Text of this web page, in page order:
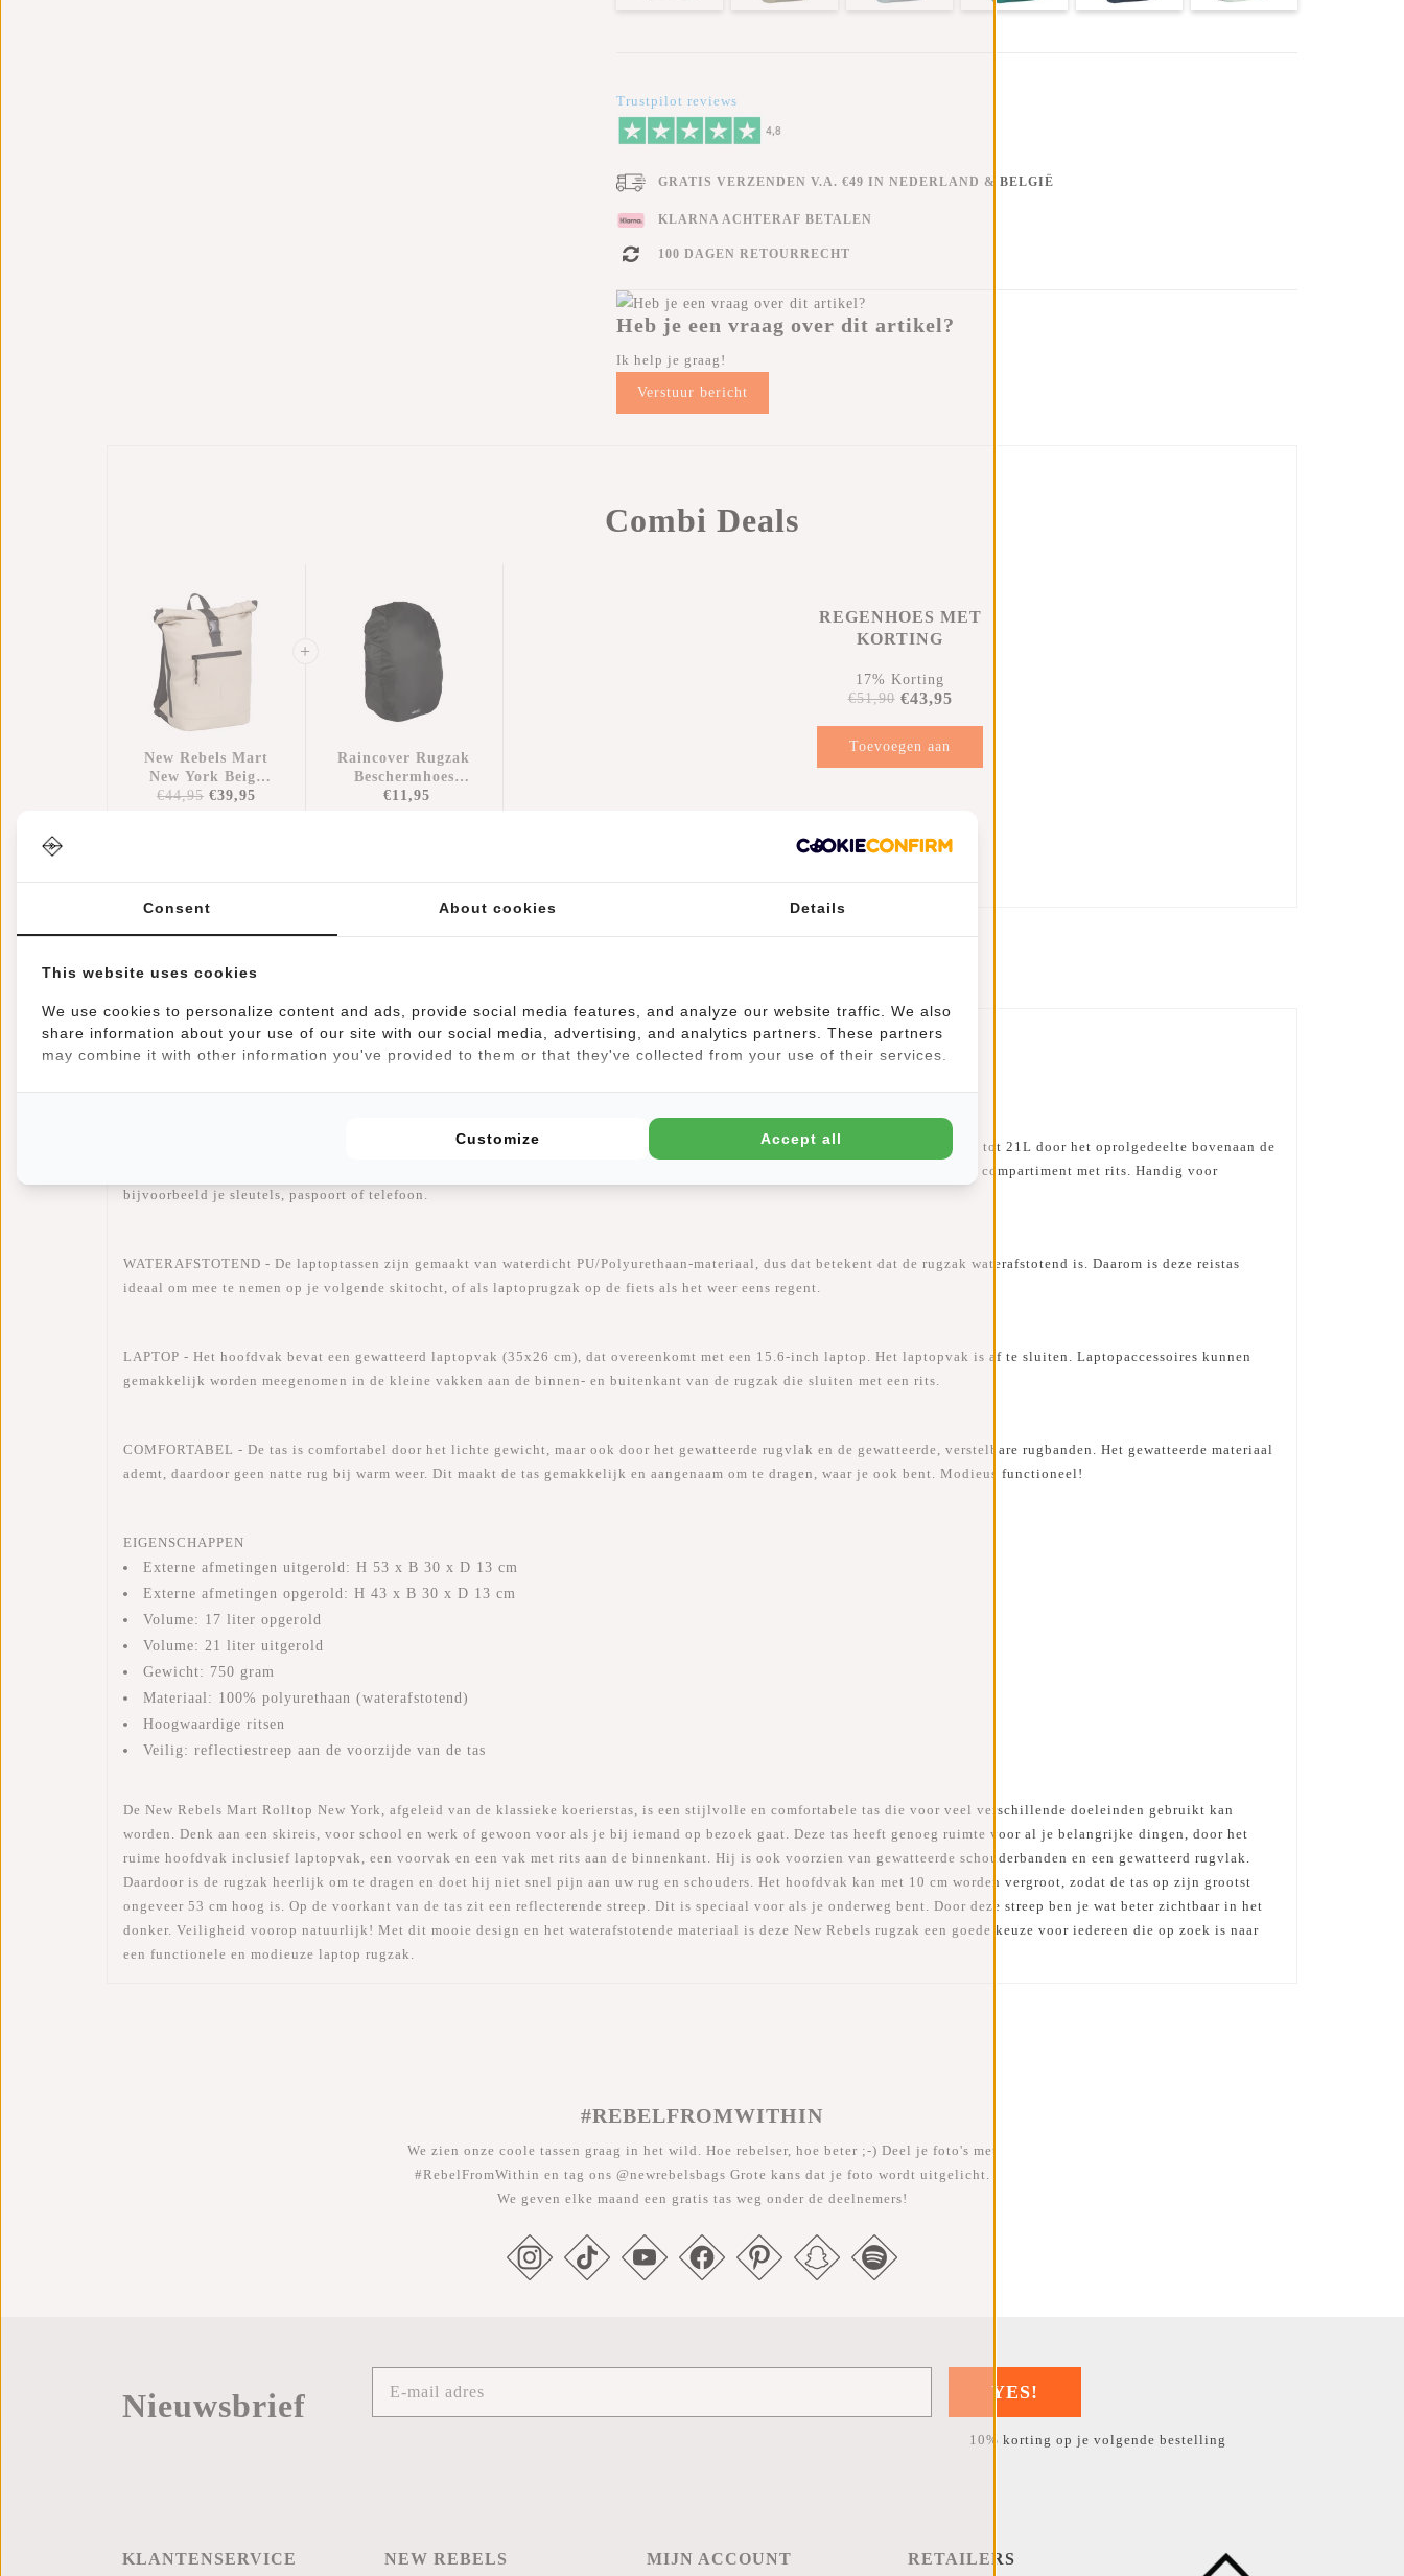
Trustpilot reviews
GRATIS VERZENDEN V.A. €49 IN NEDERLAND & BELGIË
KLARNA ACHTERAF BETALEN
100 DAGEN RETOURRECHT
Heb je een vraag over dit artikel?
Ik help je graag!
Verstuur bericht
Combi Deals
New Rebels Mart
New York Beige
21L Rugtas
€44,95 €39,95
Raincover Rugzak
Beschermhoes
Regenhoes
€11,95
REGENHOES MET
KORTING
17% Korting
€51,90 €43,95
Toevoegen aan
Artikelnummer:
51.113553
Beschikbaarheid:
Op voorraad
Levertijd:
✓ Op voorraad
OPSLAG - Veel opbergruimte dankzij het ruime hoofdvak van 17L, dat gemakkelijk kan worden vergroot van 43 cm tot 53 cm en tot 21L door het oprolgedeelte bovenaan de
tas uit te rollen. Ideaal voor naar school, werk of je volgende vakantie. Daarnaast bevindt zich aan de binnen- en buitenkant een compartiment met rits. Handig voor
bijvoorbeeld je sleutels, paspoort of telefoon.
WATERAFSTOTEND - De laptoptassen zijn gemaakt van waterdicht PU/Polyurethaan-materiaal, dus dat betekent dat de rugzak waterafstotend is. Daarom is deze reistas
ideaal om mee te nemen op je volgende skitocht, of als laptoprugzak op de fiets als het weer eens regent.
LAPTOP - Het hoofdvak bevat een gewatteerd laptopvak (35x26 cm), dat overeenkomt met een 15.6-inch laptop. Het laptopvak is af te sluiten. Laptopaccessoires kunnen
gemakkelijk worden meegenomen in de kleine vakken aan de binnen- en buitenkant van de rugzak die sluiten met een rits.
COMFORTABEL - De tas is comfortabel door het lichte gewicht, maar ook door het gewatteerde rugvlak en de gewatteerde, verstelbare rugbanden. Het gewatteerde materiaal
ademt, daardoor geen natte rug bij warm weer. Dit maakt de tas gemakkelijk en aangenaam om te dragen, waar je ook bent. Modieus functioneel!
EIGENSCHAPPEN
Externe afmetingen uitgerold: H 53 x B 30 x D 13 cm
Externe afmetingen opgerold: H 43 x B 30 x D 13 cm
Volume: 17 liter opgerold
Volume: 21 liter uitgerold
Gewicht: 750 gram
Materiaal: 100% polyurethaan (waterafstotend)
Hoogwaardige ritsen
Veilig: reflectiestreep aan de voorzijde van de tas
De New Rebels Mart Rolltop New York, afgeleid van de klassieke koerierstas, is een stijlvolle en comfortabele tas die voor veel verschillende doeleinden gebruikt kan
worden. Denk aan een skireis, voor school en werk of gewoon voor als je bij iemand op bezoek gaat. Deze tas heeft genoeg ruimte voor al je belangrijke dingen, door het
ruime hoofdvak inclusief laptopvak, een voorvak en een vak met rits aan de binnenkant. Hij is ook voorzien van gewatteerde schouderbanden en een gewatteerd rugvlak.
Daardoor is de rugzak heerlijk om te dragen en doet hij niet snel pijn aan uw rug en schouders. Het hoofdvak kan met 10 cm worden vergroot, zodat de tas op zijn grootst
ongeveer 53 cm hoog is. Op de voorkant van de tas zit een reflecterende streep. Dit is speciaal voor als je onderweg bent. Door deze streep ben je wat beter zichtbaar in het
donker. Veiligheid voorop natuurlijk! Met dit mooie design en het waterafstotende materiaal is deze New Rebels rugzak een goede keuze voor iedereen die op zoek is naar
een functionele en modieuze laptop rugzak.
#REBELFROMWITHIN
We zien onze coole tassen graag in het wild. Hoe rebelser, hoe beter ;-) Deel je foto's met
#RebelFromWithin en tag ons @newrebelsbags Grote kans dat je foto wordt uitgelicht.
We geven elke maand een gratis tas weg onder de deelnemers!
Nieuwsbrief YES!
10% korting op je volgende bestelling
KLANTENSERVICE NEW REBELS MIJN ACCOUNT RETAILERS
Consent About cookies Details
This website uses cookies
We use cookies to personalize content and ads, provide social media features, and analyze our website traffic. We also
share information about your use of our site with our social media, advertising, and analytics partners. These partners
may combine it with other information you've provided to them or that they've collected from your use of their services.
Customize Accept all